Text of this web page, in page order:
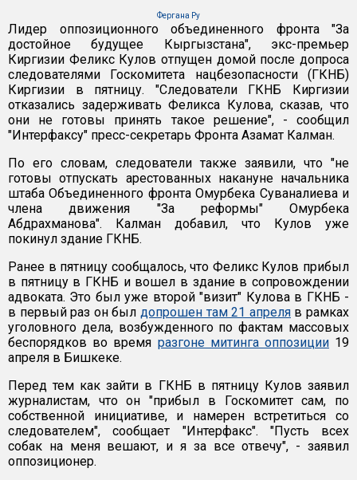
Фергана Ру
Лидер оппозиционного объединенного фронта "За
достойное будущее Кыргызстана", экс-премьер
Киргизии Феликс Кулов отпущен домой после допроса
следователями Госкомитета нацбезопасности (ГКНБ)
Киргизии в пятницу. "Следователи ГКНБ Киргизии
отказались задерживать Феликса Кулова, сказав, что
они не готовы принять такое решение", - сообщил
"Интерфаксу" пресс-секретарь Фронта Азамат Калман.
По его словам, следователи также заявили, что "не
готовы отпускать арестованных накануне начальника
штаба Объединенного фронта Омурбека Суваналиева и
члена движения "За реформы" Омурбека
Абдрахманова". Калман добавил, что Кулов уже
покинул здание ГКНБ.
Ранее в пятницу сообщалось, что Феликс Кулов прибыл
в пятницу в ГКНБ и вошел в здание в сопровождении
адвоката. Это был уже второй "визит" Кулова в ГКНБ -
в первый раз он был допрошен там 21 апреляв рамках
уголовного дела, возбужденного по фактам массовых
беспорядков во время разгоне митинга оппозиции19
апреля в Бишкеке.
Перед тем как зайти в ГКНБ в пятницу Кулов заявил
журналистам, что он "прибыл в Госкомитет сам, по
собственной инициативе, и намерен встретиться со
следователем", сообщает "Интерфакс". "Пусть всех
собак на меня вешают, и я за все отвечу", - заявил
оппозиционер.